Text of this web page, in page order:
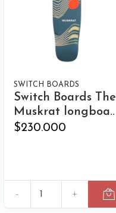
SWITCH BOARDS
Switch Boards The
Muskrat longboa..
$230.000
- +